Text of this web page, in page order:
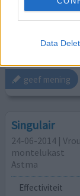
Data
14 dagen
dagen goed.
geef mening
Singulair
24-06-2014 |
montelukast
Astma
Effectiviteit